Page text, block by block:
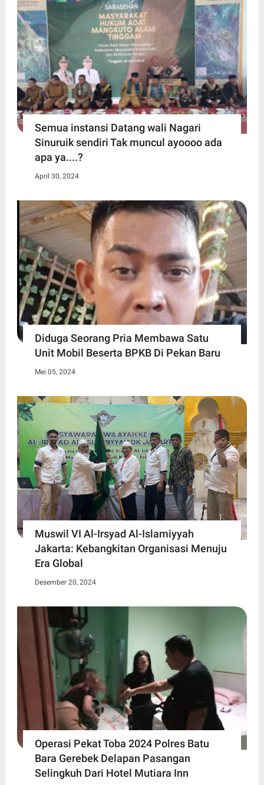
Semua instansi Datang wali Nagari
Sinuruik sendiri Tak muncul ayoooo ada
apa ya....?
April 30, 2024
Diduga Seorang Pria Membawa Satu
Unit Mobil Beserta BPKB Di Pekan Baru
Mei 05, 2024
Muswil VI Al-Irsyad Al-Islamiyyah
Jakarta: Kebangkitan Organisasi Menuju
Era Global
Desember 20, 2024
Operasi Pekat Toba 2024 Polres Batu
Bara Gerebek Delapan Pasangan
Selingkuh Dari Hotel Mutiara Inn